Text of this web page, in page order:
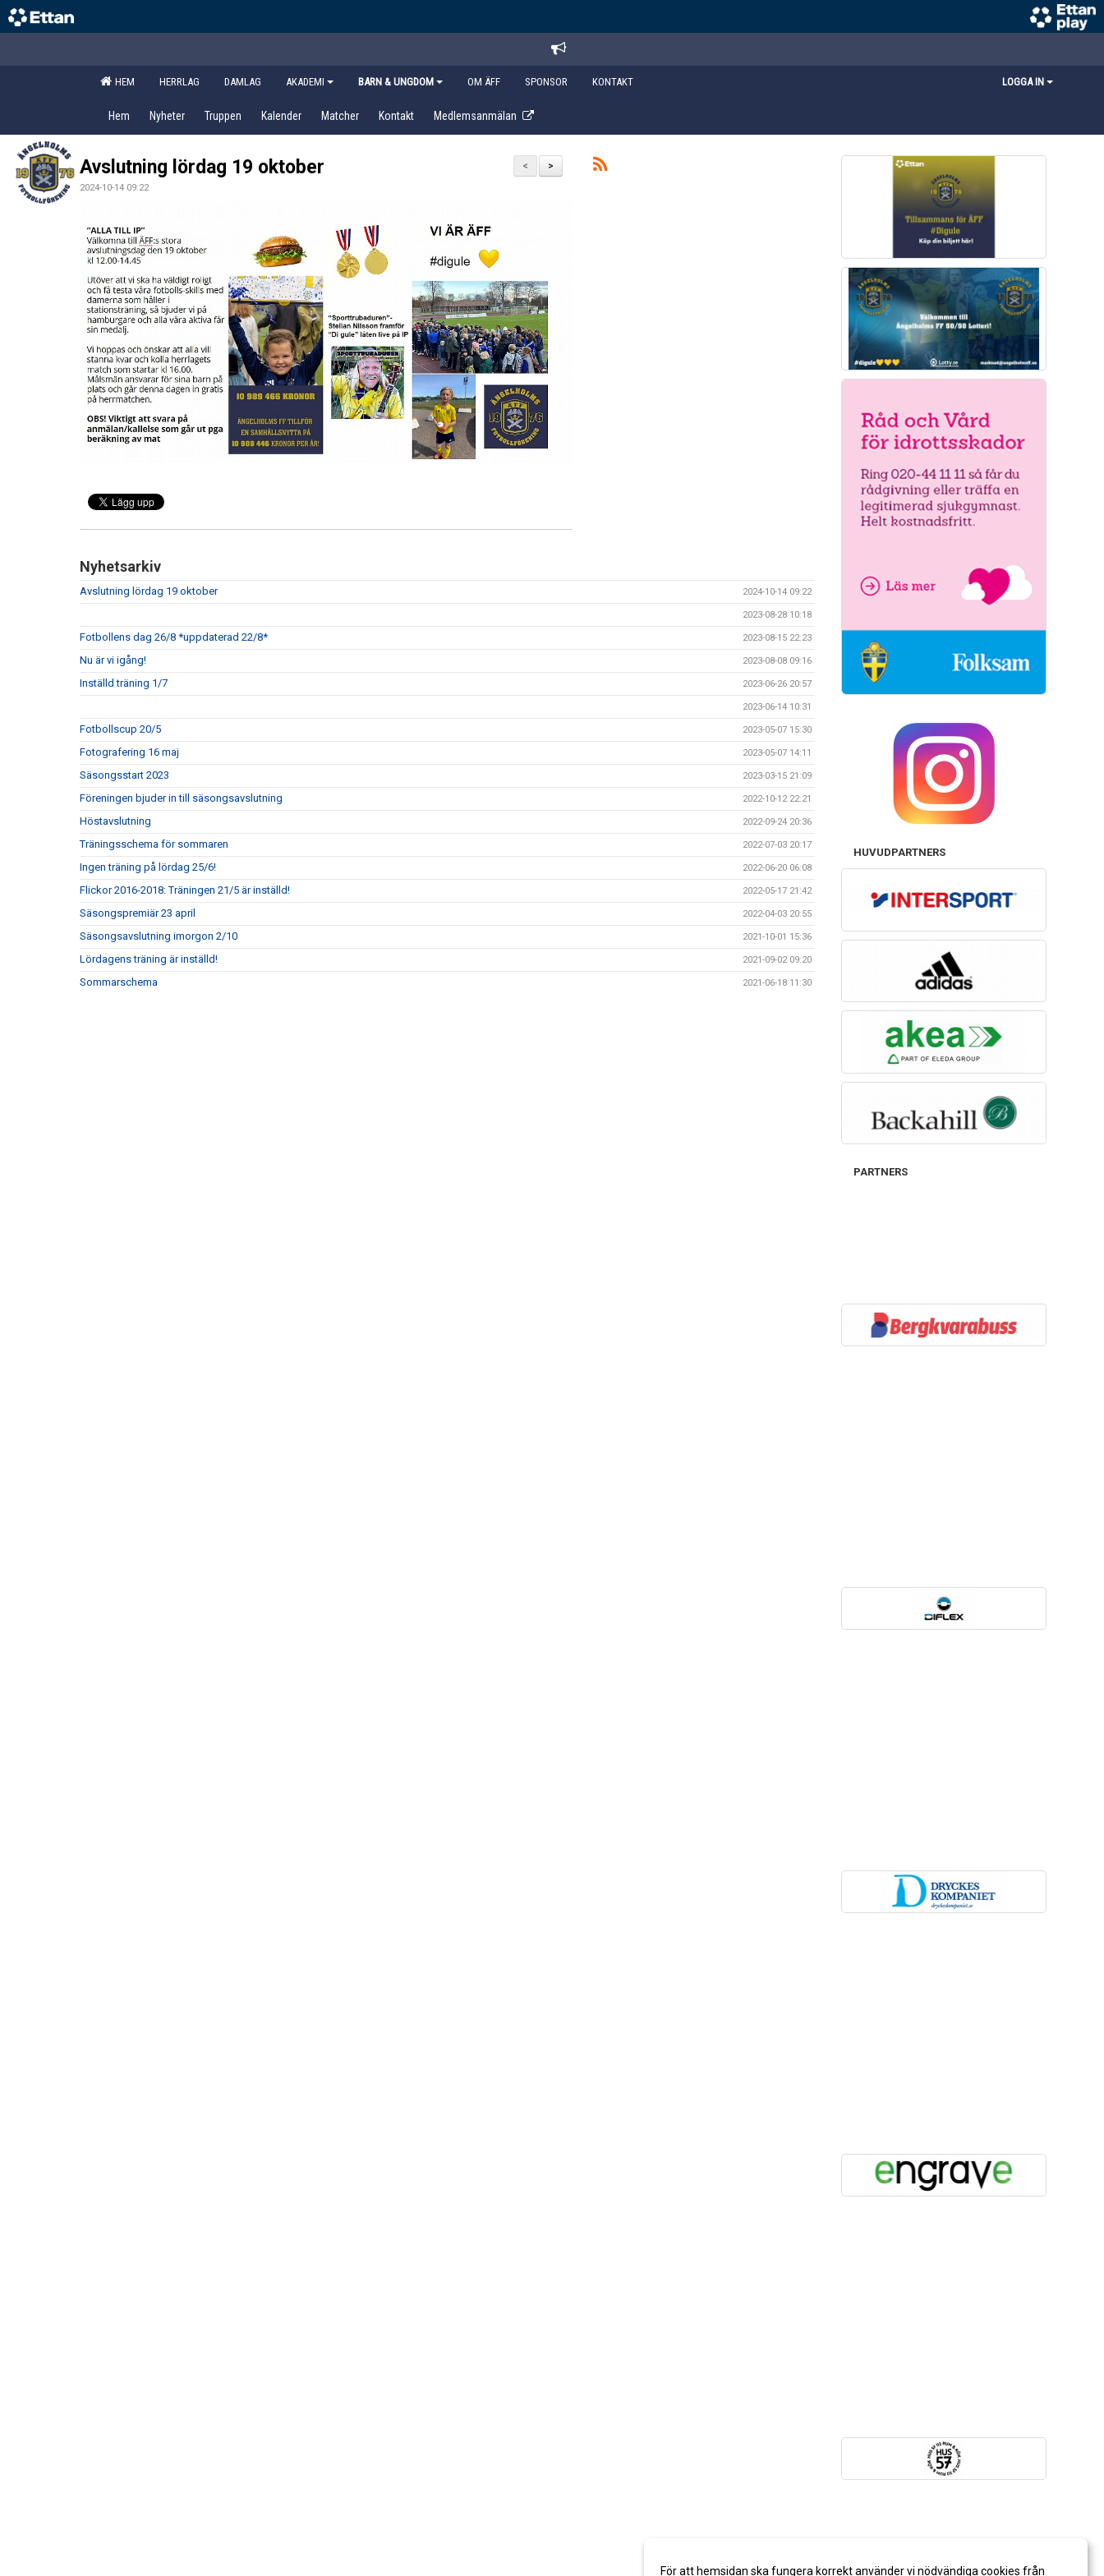
HEM HERRLAG DAMLAG AKADEMI BARN & UNGDOM OM ÄFF SPONSOR KONTAKT LOGGA IN
Hem Nyheter Truppen Kalender Matcher Kontakt Medlemsanmälan
>
<
Avslutning lördag 19 oktober
2024-10-14 09:22
Nyhetsarkiv
Avslutning lördag 19 oktober 2024-10-14 09:22
2023-08-28 10:18
Fotbollens dag 26/8 *uppdaterad 22/8* 2023-08-15 22:23
Nu är vi igång! 2023-08-08 09:16
Inställd träning 1/7 2023-06-26 20:57
2023-06-14 10:31
Fotbollscup 20/5 2023-05-07 15:30
Fotografering 16 maj 2023-05-07 14:11
Säsongsstart 2023 2023-03-15 21:09
Föreningen bjuder in till säsongsavslutning 2022-10-12 22:21
Höstavslutning 2022-09-24 20:36
Träningsschema för sommaren 2022-07-03 20:17
Ingen träning på lördag 25/6! 2022-06-20 06:08
Flickor 2016-2018: Träningen 21/5 är inställd! 2022-05-17 21:42
Säsongspremiär 23 april 2022-04-03 20:55
Säsongsavslutning imorgon 2/10 2021-10-01 15:36
Lördagens träning är inställd! 2021-09-02 09:20
Sommarschema 2021-06-18 11:30
HUVUDPARTNERS
PARTNERS
För att hemsidan ska fungera korrekt använder vi nödvändiga cookies från